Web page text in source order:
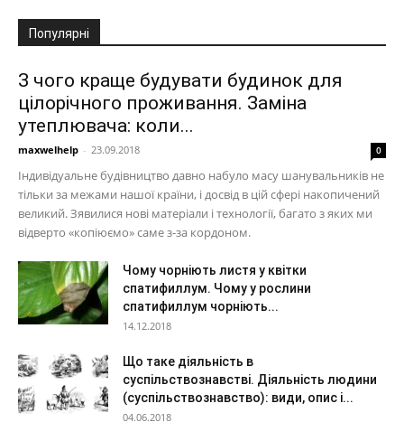
Популярні
З чого краще будувати будинок для
цілорічного проживання. Заміна
утеплювача: коли...
maxwelhelp - 23.09.2018 0
Індивідуальне будівництво давно набуло масу шанувальників не
тільки за межами нашої країни, і досвід в цій сфері накопичений
великий. Зявилися нові матеріали і технології, багато з яких ми
відверто «копіюємо» саме з-за кордоном.
Чому чорніють листя у квітки
спатифиллум. Чому у рослини
спатифиллум чорніють...
14.12.2018
Що таке діяльність в
суспільствознавстві. Діяльність людини
(суспільствознавство): види, опис і...
04.06.2018